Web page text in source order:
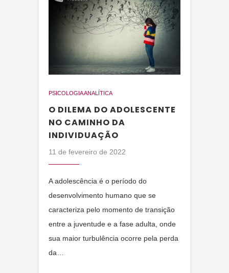
PSICOLOGIA ANALÍTICA
O DILEMA DO ADOLESCENTE
NO CAMINHO DA
INDIVIDUAÇÃO
11 de fevereiro de 2022
A adolescência é o período do
desenvolvimento humano que se
caracteriza pelo momento de transição
entre a juventude e a fase adulta, onde
sua maior turbulência ocorre pela perda
da…